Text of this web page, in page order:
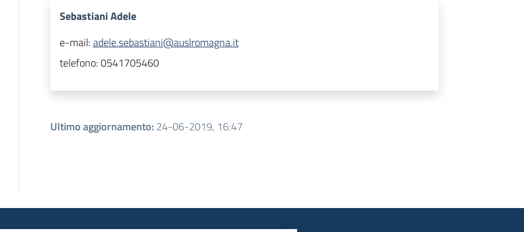
Sebastiani Adele
e-mail:adele.sebastiani@auslromagna.it
telefono:0541705460
Ultimo aggiornamento:24-06-2019, 16:47